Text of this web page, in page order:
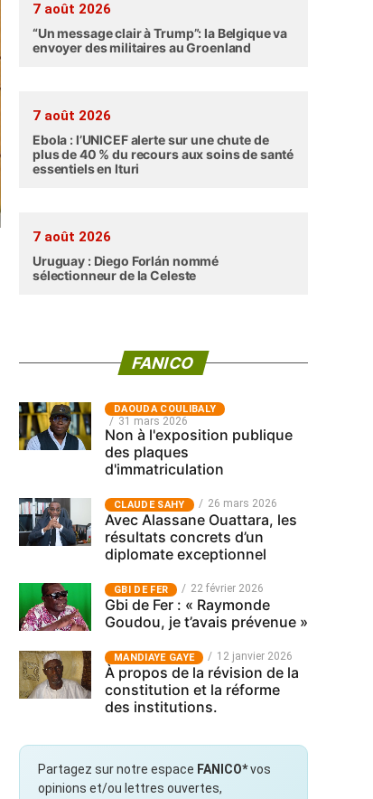
7 août 2026
“Un message clair à Trump”: la Belgique va
envoyer des militaires au Groenland
7 août 2026
Ebola : l’UNICEF alerte sur une chute de
plus de 40 % du recours aux soins de santé
essentiels en Ituri
7 août 2026
Uruguay : Diego Forlán nommé
sélectionneur de la Celeste
FANICO
‎DAOUDA COULIBALY
31 mars 2026
Non à l'exposition publique
des plaques
d'immatriculation
CLAUDE SAHY 26 mars 2026
Avec Alassane Ouattara, les
résultats concrets d’un
diplomate exceptionnel
GBI DE FER 22 février 2026
Gbi de Fer : « Raymonde
Goudou, je t’avais prévenue »
MANDIAYE GAYE 12 janvier 2026
À propos de la révision de la
constitution et la réforme
des institutions.
Partagez sur notre espace FANICO*vos
opinions et/ou lettres ouvertes,